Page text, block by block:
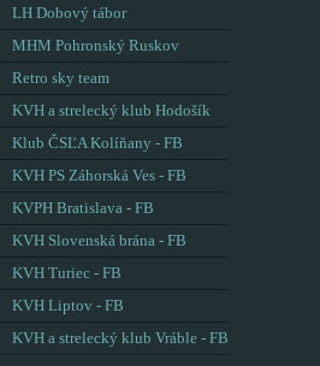
LH Dobový tábor
MHM Pohronský Ruskov
Retro sky team
KVH a strelecký klub Hodošík
Klub ČSĽA Kolíňany - FB
KVH PS Záhorská Ves - FB
KVPH Bratislava - FB
KVH Slovenská brána - FB
KVH Turiec - FB
KVH Liptov - FB
KVH a strelecký klub Vráble - FB